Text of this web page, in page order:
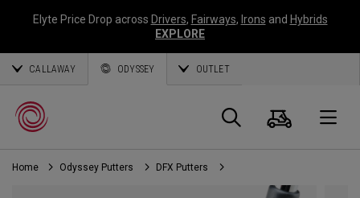
Elyte Price Drop across Drivers, Fairways, Irons and Hybrids
EXPLORE
CALLAWAY ODYSSEY OUTLET
Panier
Home Odyssey Putters DFX Putters